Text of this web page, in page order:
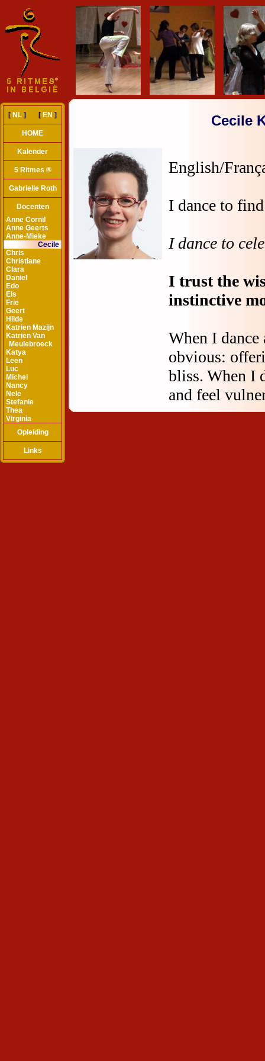
[ NL ] [ EN ]
HOME
Kalender
5 Ritmes ®
Gabrielle Roth
Docenten
Anne Cornil
Anne Geerts
Anne-Mieke
Cecile
Chris
Christiane
Clara
Daniel
Edo
Els
Frie
Geert
Hilde
Katrien Mazijn
Katrien Van
Meulebroeck
Katya
Leen
Luc
Michel
Nancy
Nele
Stefanie
Thea
Virginia
Opleiding
Links
Cecile